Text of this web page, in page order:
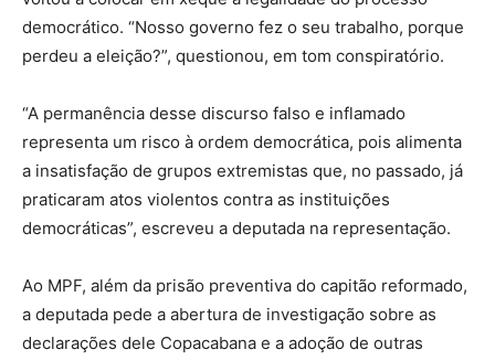
democrático. “Nosso governo fez o seu trabalho, porque
perdeu a eleição?”, questionou, em tom conspiratório.
“A permanência desse discurso falso e inflamado
representa um risco à ordem democrática, pois alimenta
a insatisfação de grupos extremistas que, no passado, já
praticaram atos violentos contra as instituições
democráticas”, escreveu a deputada na representação.
Ao MPF, além da prisão preventiva do capitão reformado,
a deputada pede a abertura de investigação sobre as
declarações dele Copacabana e a adoção de outras